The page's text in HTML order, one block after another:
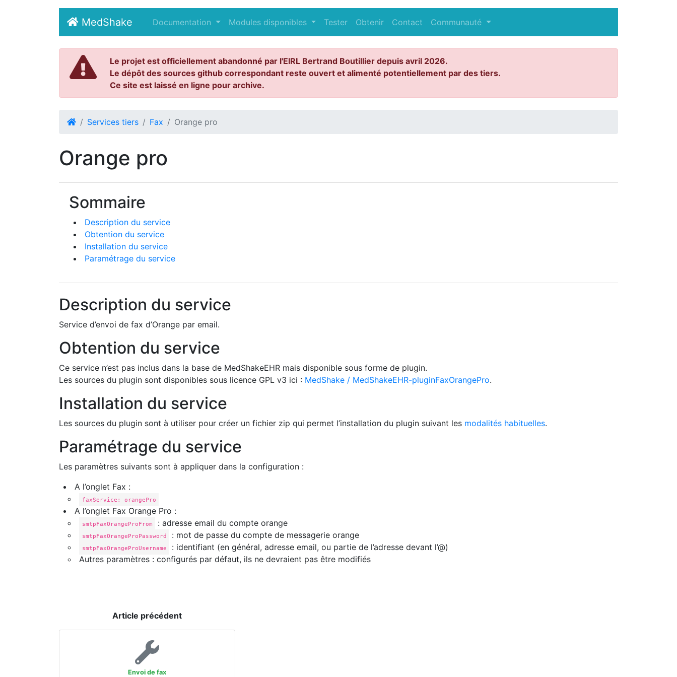
MedShake (current)
Documentation Modules disponibles Tester Obtenir Contact Communauté
Le projet est officiellement abandonné par l'EIRL Bertrand Boutillier depuis avril 2026.
Le dépôt des sources github correspondant reste ouvert et alimenté potentiellement par des tiers.
Ce site est laissé en ligne pour archive.
Services tiers Fax Orange pro
Orange pro
Sommaire
Description du service
Obtention du service
Installation du service
Paramétrage du service
Description du service
Service d’envoi de fax d’Orange par email.
Obtention du service
Ce service n’est pas inclus dans la base de MedShakeEHR mais disponible sous forme de plugin.
Les sources du plugin sont disponibles sous licence GPL v3 ici : MedShake / MedShakeEHR-pluginFaxOrangePro.
Installation du service
Les sources du plugin sont à utiliser pour créer un fichier zip qui permet l’installation du plugin suivant les modalités habituelles.
Paramétrage du service
Les paramètres suivants sont à appliquer dans la configuration :
A l’onglet Fax :
faxService: orangePro
A l’onglet Fax Orange Pro :
smtpFaxOrangeProFrom : adresse email du compte orange
smtpFaxOrangeProPassword : mot de passe du compte de messagerie orange
smtpFaxOrangeProUsername
: identifiant (en général, adresse email, ou partie de l’adresse devant l’@)
Autres paramètres : configurés par défaut, ils ne devraient pas être modifiés
Article précédent
Envoi de fax